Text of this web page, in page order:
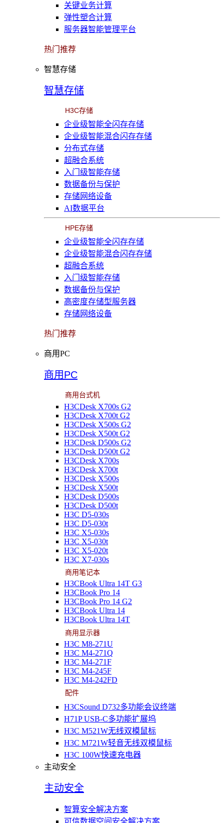
关键业务计算
弹性塑合计算
服务器智能管理平台
热门推荐
智慧存储
智慧存储
H3C存储
企业级智能全闪存存储
企业级智能混合闪存存储
分布式存储
超融合系统
入门级智能存储
数据备份与保护
存储网络设备
AI数据平台
HPE存储
企业级智能全闪存存储
企业级智能混合闪存存储
超融合系统
入门级智能存储
数据备份与保护
高密度存储型服务器
存储网络设备
热门推荐
商用PC
商用PC
商用台式机
H3CDesk X700s G2
H3CDesk X700t G2
H3CDesk X500s G2
H3CDesk X500t G2
H3CDesk D500s G2
H3CDesk D500t G2
H3CDesk X700s
H3CDesk X700t
H3CDesk X500s
H3CDesk X500t
H3CDesk D500s
H3CDesk D500t
H3C D5-030s
H3C D5-030t
H3C X5-030s
H3C X5-030t
H3C X5-020t
H3C X7-030s
商用笔记本
H3CBook Ultra 14T G3
H3CBook Pro 14
H3CBook Pro 14 G2
H3CBook Ultra 14
H3CBook Ultra 14T
商用显示器
H3C M8-271U
H3C M4-271Q
H3C M4-271F
H3C M4-245F
H3C M4-242FD
配件
H3CSound D732多功能会议终端
H71P USB-C多功能扩展坞
H3C M521W无线双模鼠标
H3C M721W轻音无线双模鼠标
H3C 100W快速充电器
主动安全
主动安全
智算安全解决方案
可信数据空间安全解决方案